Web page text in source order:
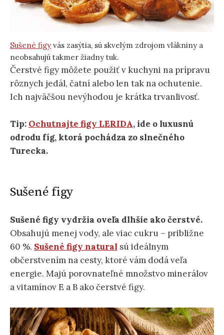
Sušené figy vás zasýtia, sú skvelým zdrojom vlákniny a
neobsahujú takmer žiadny tuk.
Čerstvé figy môžete použiť v kuchyni na prípravu
rôznych jedál, čatní alebo len tak na ochutenie.
Ich najväčšou nevýhodou je krátka trvanlivosť.
Tip: Ochutnajte figy LERIDA, ide o luxusnú
odrodu fíg, ktorá pochádza zo slnečného
Turecka.
Sušené figy
Sušené figy vydržia oveľa dlhšie ako čerstvé.
Obsahujú menej vody, ale viac cukru – približne
60 %. Sušené figy natural sú ideálnym
občerstvením na cesty, ktoré vám dodá veľa
energie. Majú porovnateľné množstvo minerálov
a vitamínov E a B ako čerstvé figy.